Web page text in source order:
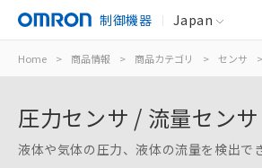
制御機器 Japan
Home > 商品情報 > 商品カテゴリ > センサ >
圧力センサ / 流量センサ
液体や気体の圧力、液体の流量を検出で